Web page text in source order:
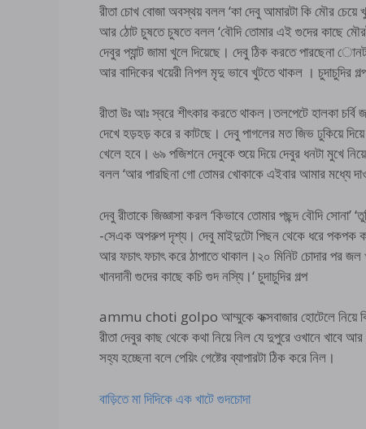
রীতা চোখ বোজা অবস্থয় বলল ‘কা দেবু আমারটা কি মৌর
আর ঠোট চুষতে চুষতে বলল ‘বৌদি তোমার এই গুদের কাছে
দেবুর প্যান্ট জামা খুলে দিয়েছে। দেবু ঠিক করতে পারছেনা
আর বাদিকের খয়েরী নিপল মৃদু ভাবে খুটতে থাকল । চুদাচুদির
রীতা উঃ আঃ স্বরে শীৎকার করতে থাকল।তলপেটে হালকা
দেখে হড়হড় করে র কাটছে। দেবু পাগলের মত জিভ ঢুকিয়ে
খেলে হবে। ৬৯ পজিশনে দেবুকে শুয়ে দিয়ে দেবুর ধনটা মুখে
বলল ‘আর পারছিনা গো তোমর খোকাকে এইবার আমার মধ্যে
দেবু রীতাকে জিজ্ঞাসা করল ‘কিভাবে তোমার পছন্দ বৌদি
-সেএক অপরুপ দৃশ্য। দেবু মাইদুটো পিছন থেকে ধরে পকপক
আর ফচাৎ ফচাৎ করে ঠাপাতে থাকাল।২০ মিনিট চোদার পর
খানদানী গুদের কাছে কচি গুদ নস্যি।‘ চুদাচুদির গল্প
ammu choti golpo আম্মুকে কক্সবাজার হোটেলে নিয়ে
রীতা দেবুর কাছ থেকে কথা নিয়ে নিল যে দুপুরে ওখানে খাবে
সহ্য হচ্ছেনা বলে পেয়িং গেষ্টের ব্যাপারটা ঠিক করে নিল।
বাড়িতে মা দিদিকে এক খাটে গুদচোদা